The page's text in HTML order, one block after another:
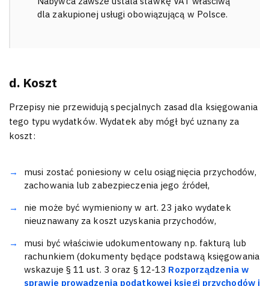
dla zakupionej usługi obowiązującą w Polsce.
d. Koszt
Przepisy nie przewidują specjalnych zasad dla księgowania
tego typu wydatków. Wydatek aby mógł być uznany za
koszt:
musi zostać poniesiony w celu osiągnięcia przychodów,
zachowania lub zabezpieczenia jego źródeł,
nie może być wymieniony w art. 23 jako wydatek
nieuznawany za koszt uzyskania przychodów,
musi być właściwie udokumentowany np. fakturą lub
rachunkiem (dokumenty będące podstawą księgowania
wskazuje § 11 ust. 3 oraz § 12-13 Rozporządzenia w
sprawie prowadzenia podatkowej księgi przychodów i